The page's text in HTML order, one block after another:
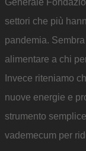
Generale
settori che più
pandemia.
alimentare a chi
Invece riteniamo
nuove energie e
strumento
vademecum per